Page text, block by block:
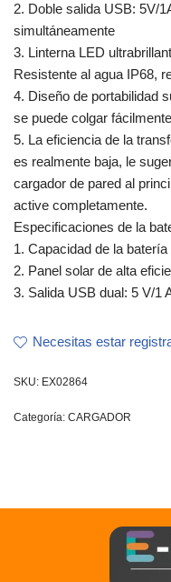
2. Doble salida USB: 5V/
simultáneamente
3. Linterna LED
Resistente al agua IP68,
4. Diseño de portabilidad
se puede colgar fácilmente
5. La eficiencia de la
es realmente baja, le
cargador de pared al
active completamente.
Especificaciones de la
1. Capacidad de la
2. Panel solar de alta
3. Salida USB dual: 5 V/1
Necesitas estar
SKU: EX02864
Categoría: CARGADOR